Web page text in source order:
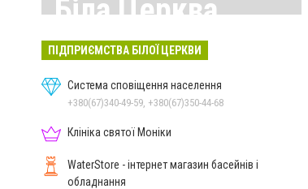
Біла Церква
Всі матеріали тут
ПІДПРИЄМСТВА БІЛОЇ ЦЕРКВИ
Система сповіщення населення
+380(67)340-49-59, +380(67)350-44-68
Клініка святої Моніки
WaterStore - інтернет магазин басейнів і
обладнання